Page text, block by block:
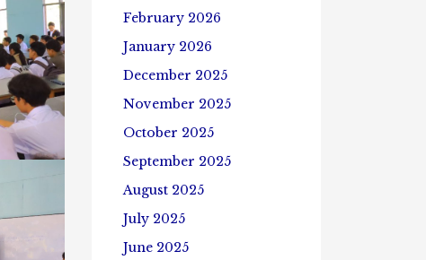
February 2026
January 2026
December 2025
November 2025
October 2025
September 2025
August 2025
July 2025
June 2025